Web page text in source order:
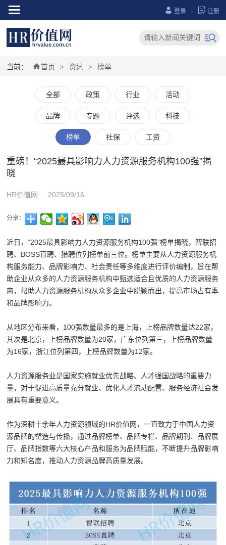
  登录  注册

当前： 首页 > 资讯 > 榜单
全部 政策 行业 活动
品牌 专题 评选 科技
榜单 社保 工资
重磅！“2025最具影响力人力资源服务机构100强”揭
晓
HR价值网 2025/09/16
分享：
近日，“2025最具影响力人力资源服务机构100强”榜单揭晓，智联招
聘、BOSS直聘、猎聘位列榜单前三位。榜单主要从人力资源服务机
构服务能力、品牌影响力、社会责任等多维度进行评价编制，旨在帮
助企业从众多的人力资源服务机构中甄选适合且优质的人力资源服务
商，帮助人力资源服务机构从众多企业中脱颖而出，提高市场占有率
和品牌影响力。
从地区分布来看，100强数量最多的是上海，上榜品牌数量达22家，
其次是北京，上榜品牌数量为20家，广东位列第三，上榜品牌数量
为16家，浙江位列第四，上榜品牌数量为12家。
人力资源服务业是国家实施就业优先战略、人才强国战略的重要力
量，对于促进高质量充分就业、优化人才流动配置、服务经济社会发
展具有重要意义。
作为深耕十余年人力资源领域的HR价值网，一直致力于中国人力资
源品牌的塑造与传播，通过品牌榜单、品牌专栏、品牌期刊、品牌展
厅、品牌指数等六大核心产品和服务为品牌赋能，不断提升品牌影响
力和知名度，推动人力资源品牌高质量发展。